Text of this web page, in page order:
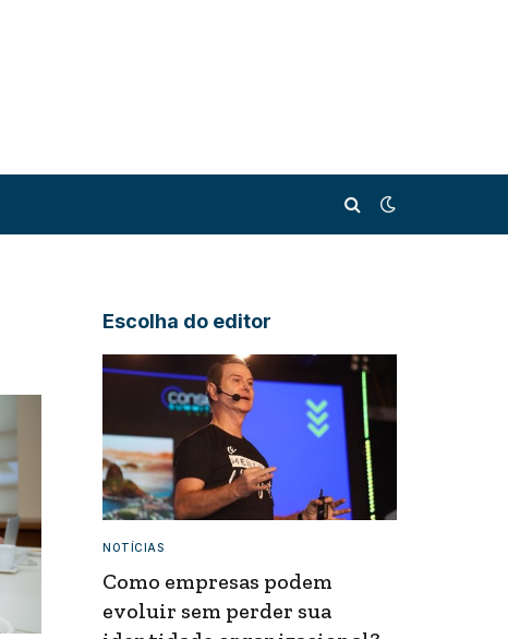
Escolha do editor
NOTÍCIAS
Como empresas podem
evoluir sem perder sua